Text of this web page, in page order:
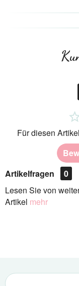
Für diesen
Artikelfragen
0
Lesen Sie von
Artikel mehr